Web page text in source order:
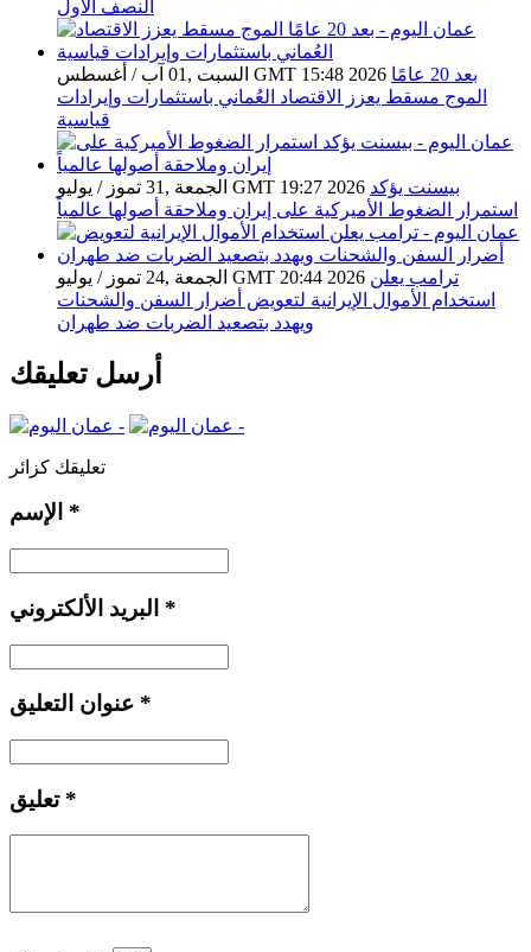
النصف الأول
السبت ,01 آب / أغسطس GMT 15:48 2026 بعد 20 عامًا
الموج مسقط يعزز الاقتصاد العُماني باستثمارات وإيرادات
قياسية
الجمعة ,31 تموز / يوليو GMT 19:27 2026 بيسنت يؤكد
استمرار الضغوط الأميركية على إيران وملاحقة أصولها عالمياً
الجمعة ,24 تموز / يوليو GMT 20:44 2026 ترامب يعلن
استخدام الأموال الإيرانية لتعويض أضرار السفن والشحنات
ويهدد بتصعيد الضربات ضد طهران
أرسل تعليقك
تعليقك كزائر
*
*
*
تعليق *